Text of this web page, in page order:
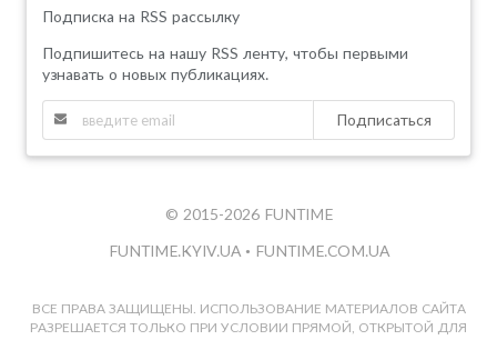
Подписка на RSS рассылку
Подпишитесь на нашу RSS ленту, чтобы первыми
узнавать о новых публикациях.
Подписаться
© 2015-2026 FUNTIME
FUNTIME.KYIV.UA • FUNTIME.COM.UA
ВСЕ ПРАВА ЗАЩИЩЕНЫ. ИСПОЛЬЗОВАНИЕ МАТЕРИАЛОВ САЙТА
РАЗРЕШАЕТСЯ ТОЛЬКО ПРИ УСЛОВИИ ПРЯМОЙ, ОТКРЫТОЙ ДЛЯ